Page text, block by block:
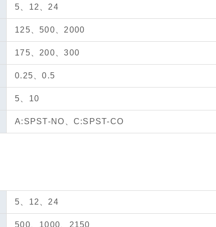
5、12、24
125、500、2000
175、200、300
0.25、0.5
5、10
A:SPST-NO、C:SPST-CO
5、12、24
500、1000、2150